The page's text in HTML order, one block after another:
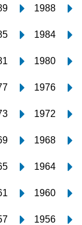
1988
1984
1980
1976
1972
1968
1964
1960
1956